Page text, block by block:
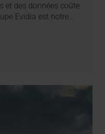
et des données coûte
Evidia est notre…